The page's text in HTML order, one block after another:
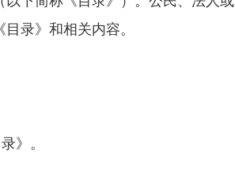
录》和相关内容。
》。